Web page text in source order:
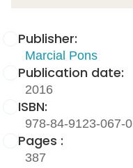
Publisher:
Marcial Pons
Publication date:
2016
ISBN:
978-84-9123-067-0
Pages :
387